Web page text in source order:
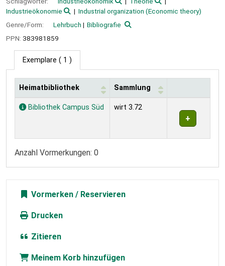
Industrieökonomie
Industrial organization (Economic theory)
Genre/Form:
Lehrbuch
Bibliografie
PPN: 383981859
Exemplare ( 1 )
Exemplare
Heimatbibliothek Sammlung
Bibliothek Campus Süd wirt 3.72
Anzahl Vormerkungen: 0
Vormerken
Drucken
Zitieren
Meinem Korb hinzufügen